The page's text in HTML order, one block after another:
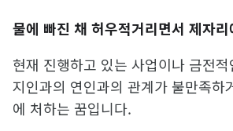
물에 빠진 채 허우적거리면서 제자
현재 진행하고 있는 사업이나 금전
지인과의 연인과의 관계가 불만족하
에 처하는 꿈입니다.